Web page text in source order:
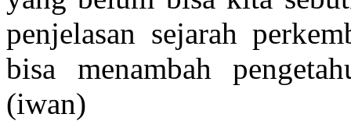
penjelasan sejarah
bisa menambah
(iwan)